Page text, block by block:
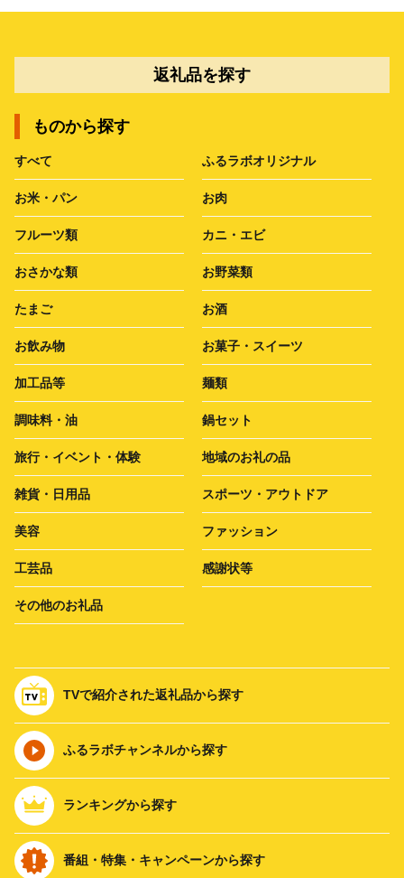
返礼品を探す
ものから探す
すべて ふるラボオリジナル
お米・パン お肉
フルーツ類 カニ・エビ
おさかな類 お野菜類
たまご お酒
お飲み物 お菓子・スイーツ
加工品等 麺類
調味料・油 鍋セット
旅行・イベント・体験 地域のお礼の品
雑貨・日用品 スポーツ・アウトドア
美容 ファッション
工芸品 感謝状等
その他のお礼品
TVで紹介された返礼品から探す
ふるラボチャンネルから探す
ランキングから探す
番組・特集・キャンペーンから探す